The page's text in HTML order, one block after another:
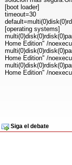
[boot loader]
timeout=30
[operating systems]
Home Edition" /
Home Edition" /
Home Edition" /
Siga el debate